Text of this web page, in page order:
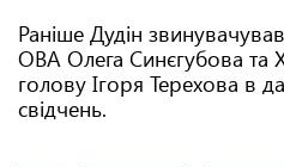
Раніше Дудін
ОВА Олега Синєгубова та
голову Ігоря Терехова в
свідчень.